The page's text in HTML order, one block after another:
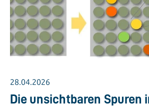
28.04.2026
Die unsichtbaren Spuren